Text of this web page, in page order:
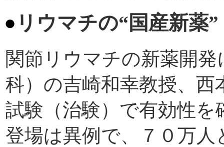
● リウマチの“国産新薬”
関節リウマチの新薬開
科）の吉崎和幸教授、
試験（治験）で有効性を
登場は異例で、７０万